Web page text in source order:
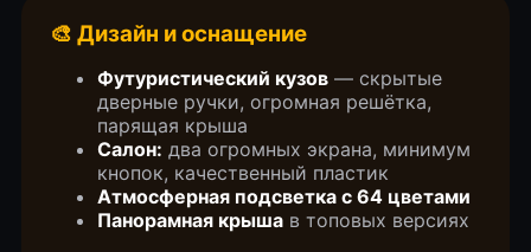
🎨 Дизайн и оснащение
Футуристический кузов— скрытые
дверные ручки, огромная решётка,
парящая крыша
Салон: два огромных экрана, минимум
кнопок, качественный пластик
Атмосферная подсветка с 64 цветами
Панорамная крышав топовых версиях
ВИДЕО ОТЗЫВЫ
ЗАКАЗЧИКОВ
Что о нас говорят клиенты. Наши
недавние автомобили (кейсы)